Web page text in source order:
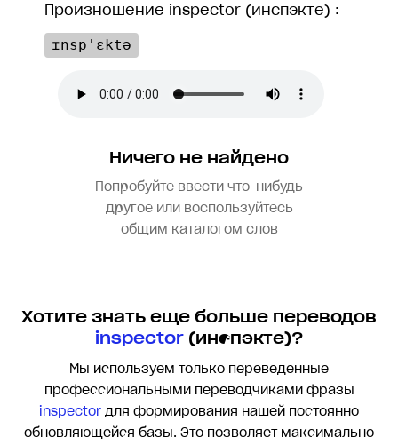
Произношение inspector (инспэкте) :
ɪnspˈɛktə
Ничего не найдено
Попробуйте ввести что-нибудь
другое или воспользуйтесь
общим каталогом слов
Хотите знать еще больше переводов
inspector(инспэкте)?
Мы используем только переведенные
профессиональными переводчиками фразы
inspector для формирования нашей постоянно
обновляющейся базы. Это позволяет максимально